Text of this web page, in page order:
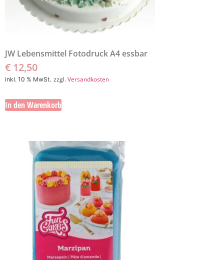
JW Lebensmittel Fotodruck A4 essbar
€ 12,50
inkl. 10 % MwSt. zzgl.Versandkosten
In den Warenkorb